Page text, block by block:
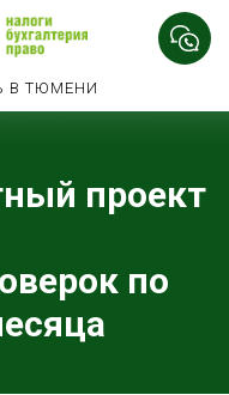
В ТЮМЕНИ
проект
по